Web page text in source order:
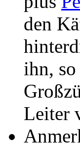
den
ihn, so
Leiter